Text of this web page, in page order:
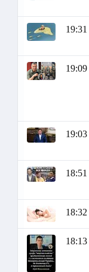
19:31
19:09
19:03
18:51
18:32
18:13